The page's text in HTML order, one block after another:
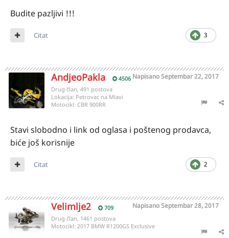
Budite pazljivi !!!
3
Citat
AndjeoPakla 4506 NapisanoSeptembar 22, 2017
Drug član, 491 postova
Lokacija: Petrovac na Mlavi
Motocikl: CBR 900RR
Stavi slobodno i link od oglasa i poštenog prodavca,
biće još korisnije
2
Citat
Velimlje2 709 NapisanoSeptembar 28, 2017
Drug član, 1461 postova
Motocikl: 2017 BMW R1200GS Exclusive